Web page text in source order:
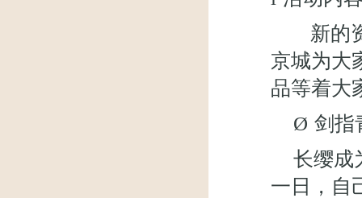
新的
京城为大
品等着大
Ø 剑指
长缨成
一日，自